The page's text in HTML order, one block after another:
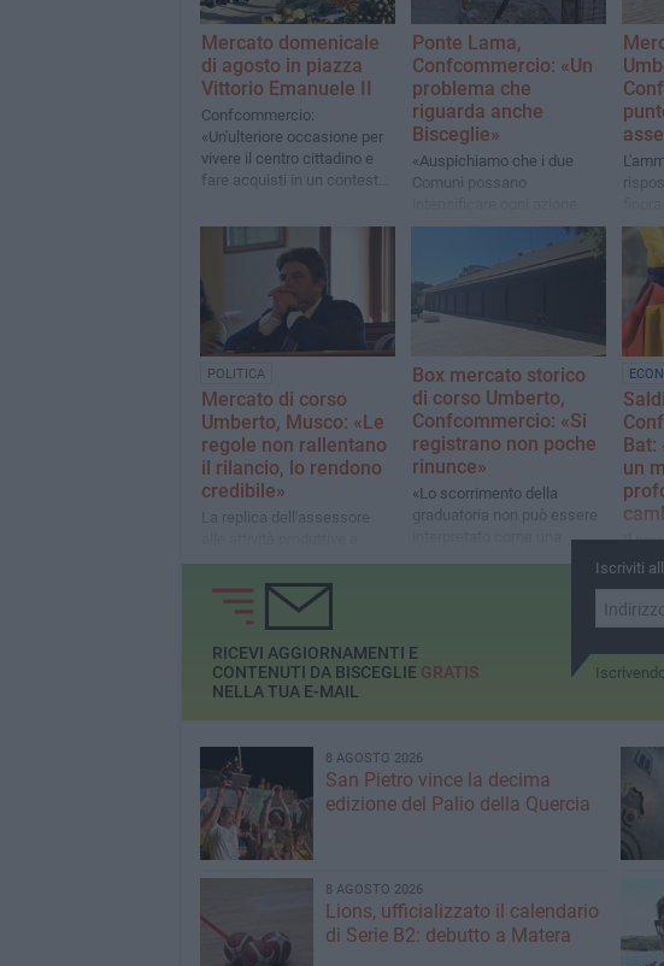
Mercato domenicale
di agosto in piazza
Vittorio Emanuele II
Confcommercio:
«Un'ulteriore occasione per
vivere il centro cittadino e
fare acquisti in un contesto
opportunità»
Ponte Lama,
Confcommercio: «Un
problema che
riguarda anche
Bisceglie»
«Auspichiamo che i due
Comuni possano
utile per accelerare la
soluzione della vicenda»
POLITICA
Mercato di corso
Umberto, Musco: «Le
regole non rallentano
il rilancio, lo rendono
credibile»
La replica dell'assessore
Confcommercio
Box mercato storico
di corso Umberto,
Confcommercio: «Si
registrano non poche
rinunce»
«Lo scorrimento della
graduatoria non può essere
ripartenza, ma come un atto
un
Il
a
Iscriviti
RICEVI AGGIORNAMENTI E
CONTENUTI DA BISCEGLIE GRATIS
NELLA TUA E-MAIL
8 AGOSTO 2026
San Pietro vince la decima
edizione del Palio della Quercia
8 AGOSTO 2026
Lions, ufficializzato il calendario
di Serie B2: debutto a Matera